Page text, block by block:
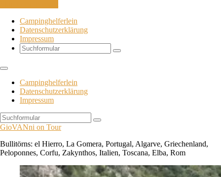
Campinghelferlein
Datenschutzerklärung
Impressum
Search
Campinghelferlein
Datenschutzerklärung
Impressum
Search
GioVANni on Tour
Bullitörns: el Hierro, La Gomera, Portugal, Algarve, Griechenland,
Peloponnes, Corfu, Zakynthos, Italien, Toscana, Elba, Rom